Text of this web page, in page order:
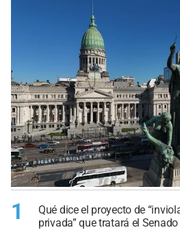
1
Qué dice el proyecto de
privada” que tratará el Senado